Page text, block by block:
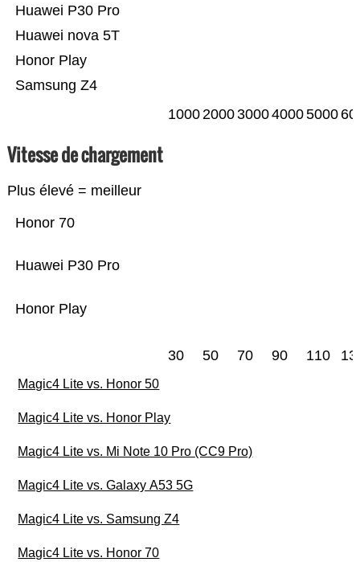
Samsung Z4
Honor Play
Huawei nova 5T
Huawei P30 Pro
10002000300040005000
Vitesse de chargement
Plus élevé = meilleur
Honor Play
Huawei P30 Pro
Honor 70
30 50 70 90 110
Magic4 Lite vs. Honor 50
Magic4 Lite vs. Honor Play
Magic4 Lite vs. Mi Note 10 Pro (CC9 Pro)
Magic4 Lite vs. Galaxy A53 5G
Magic4 Lite vs. Samsung Z4
Magic4 Lite vs. Honor 70